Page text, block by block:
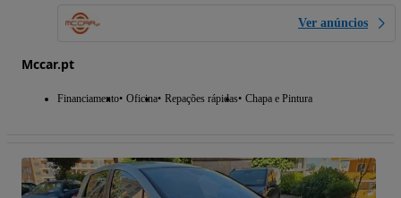
Ver anúncios
Mccar.pt
Financiamento Oficina Repações rápidas Chapa e Pintura